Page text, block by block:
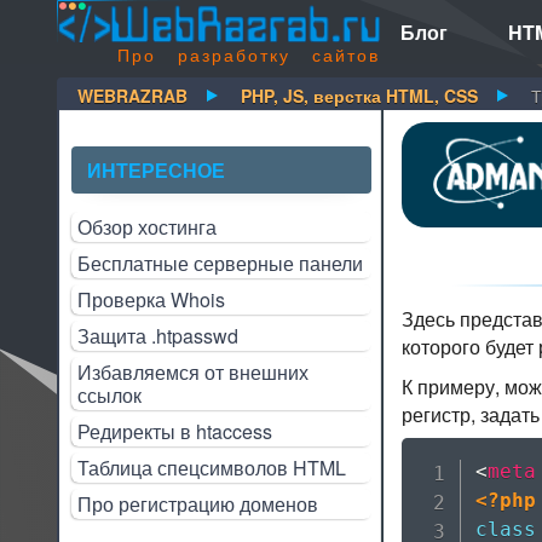
Про разработку сайтов
Блог
WEBRAZRAB PHP, JS, верстка HTML, CSS
Здесь
которого
К примеру,
регистр,
<meta
<?php
class
ИНТЕРЕСНОЕ
Обзор хостинга
Бесплатные серверные панели
Проверка Whois
Защита .htpasswd
Избавляемся от внешних
ссылок
Редиректы в htaccess
Таблица спецсимволов HTML
Про регистрацию доменов